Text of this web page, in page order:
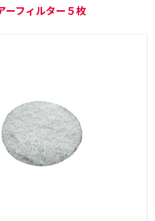
ーフィルター５枚